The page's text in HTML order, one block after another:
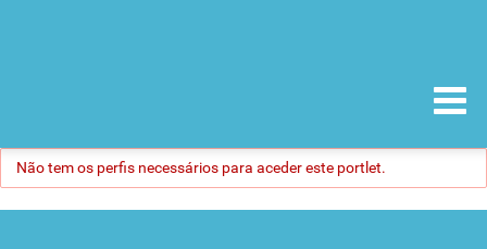
Não tem os perfis necessários para aceder este portlet.